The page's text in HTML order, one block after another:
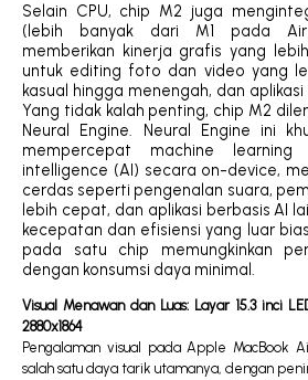
Selain CPU, chip M2 juga
(lebih banyak dari M1 pada Air
memberikan kinerja grafis yang
untuk editing foto dan video yang
kasual hingga menengah, dan
Yang tidak kalah penting, chip M2
Neural Engine. Neural Engine ini
mempercepat machine
intelligence (AI) secara on-device,
cerdas seperti pengenalan suara,
lebih cepat, dan aplikasi berbasis AI
kecepatan dan efisiensi yang luar
pada satu chip memungkinkan
dengan konsumsi daya minimal.
Visual Menawan dan Luas: Layar 15.3 inci
2880x1864
Pengalaman visual pada Apple MacBook
salah satu daya tarik utamanya, dengan